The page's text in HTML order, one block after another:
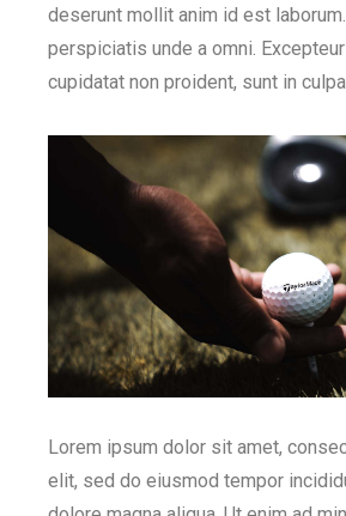
deserunt mollit anim id est
perspiciatis unde a omni.
cupidatat non proident, sunt in
Lorem ipsum dolor sit amet,
elit, sed do eiusmod tempor